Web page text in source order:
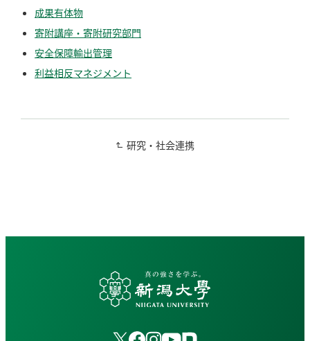
成果有体物
寄附講座・寄附研究部門
安全保障輸出管理
利益相反マネジメント
研究・社会連携